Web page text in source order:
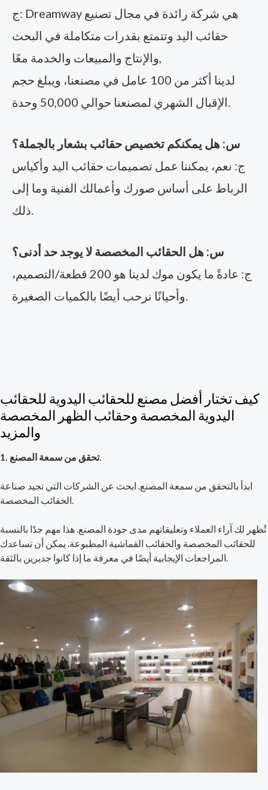
ج: Dreamway هي شركة رائدة في مجال تصنيع
حقائب اليد وتتمتع بقدرات متكاملة في البحث
والإنتاج والمبيعات والخدمة معًا,
لدينا أكثر من 100 عامل في مصنعنا، ويبلغ حجم
الإقبال الشهري لمصنعنا حوالي 50,000 وحدة.
س: هل يمكنكم تخصيص حقائب بشعار بالجملة؟
ج: نعم، يمكننا عمل تصميمات حقائب اليد وأكياس
الرباط على أساس صورك وأعمالك الفنية وما إلى
ذلك.
س: هل الحقائب المخصصة لا يوجد حد أدنى؟
ج: عادةً ما يكون موك لدينا هو 200 قطعة/التصميم،
وأحيانًا نرحب أيضًا بالكميات الصغيرة.
كيف تختار أفضل مصنع للحقائب اليدوية للحقائب
اليدوية المخصصة وحقائب الظهر المخصصة
والمزيد
1. تحقق من سمعة المصنع.
ابدأ بالتحقق من سمعة المصنع. ابحث عن الشركات التي تجيد صناعة
الحقائب المخصصة.
تُظهر لك آراء العملاء وتعليقاتهم مدى جودة المصنع. هذا مهم جدًا بالنسبة
للحقائب المخصصة والحقائب القماشية المطبوعة. يمكن أن تساعدك
المراجعات الإيجابية أيضًا في معرفة ما إذا كانوا جديرين بالثقة.